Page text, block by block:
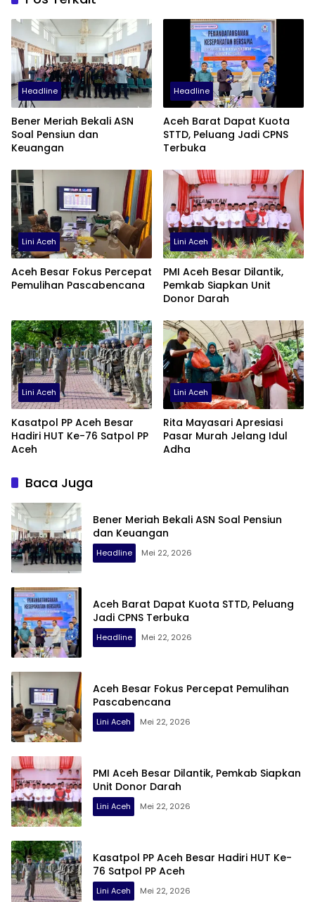
Headline
Bener Meriah Bekali ASN
Soal Pensiun dan
Keuangan
Headline
Aceh Barat Dapat Kuota
STTD, Peluang Jadi CPNS
Terbuka
Lini Aceh
Aceh Besar Fokus Percepat
Pemulihan Pascabencana
Lini Aceh
PMI Aceh Besar Dilantik,
Pemkab Siapkan Unit
Donor Darah
Lini Aceh
Kasatpol PP Aceh Besar
Hadiri HUT Ke-76 Satpol PP
Aceh
Lini Aceh
Rita Mayasari Apresiasi
Pasar Murah Jelang Idul
Adha
Baca Juga
Bener Meriah Bekali ASN Soal Pensiun
dan Keuangan
Headline Mei 22, 2026
Aceh Barat Dapat Kuota STTD, Peluang
Jadi CPNS Terbuka
Headline Mei 22, 2026
Aceh Besar Fokus Percepat Pemulihan
Pascabencana
Lini Aceh Mei 22, 2026
PMI Aceh Besar Dilantik, Pemkab Siapkan
Unit Donor Darah
Lini Aceh Mei 22, 2026
Kasatpol PP Aceh Besar Hadiri HUT Ke-
76 Satpol PP Aceh
Lini Aceh Mei 22, 2026